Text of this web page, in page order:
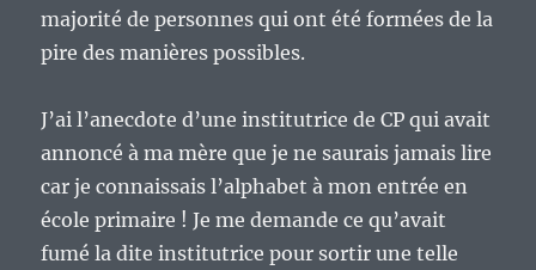
majorité de personnes qui ont été formées de la
pire des manières possibles.
J’ai l’anecdote d’une institutrice de CP qui avait
annoncé à ma mère que je ne saurais jamais lire
car je connaissais l’alphabet à mon entrée en
école primaire ! Je me demande ce qu’avait
fumé la dite institutrice pour sortir une telle